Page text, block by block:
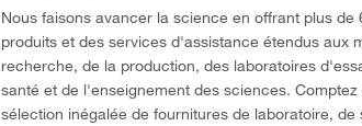
Nous faisons avancer la science en offrant plus de
produits et des services d'assistance étendus aux
recherche, de la production, des laboratoires
santé et de l'enseignement des sciences.
sélection inégalée de fournitures de laboratoire, de